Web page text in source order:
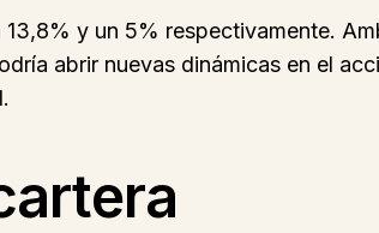
y un 5% respectivamente.
abrir nuevas dinámicas en el